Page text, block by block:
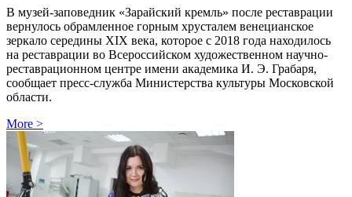
В музей‐заповедник «Зарайский кремль» после реставрации
вернулось обрамленное горным хрусталем венецианское
зеркало середины XIX века, которое с 2018 года находилось
на реставрации во Всероссийском художественном научно-
реставрационном центре имени академика И. Э. Грабаря,
сообщает пресс-служба Министерства культуры Московской
области.
More >